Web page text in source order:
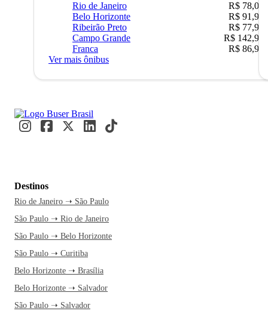
Rio de Janeiro
R$ 78,02
Belo Horizonte
R$ 91,90
Ribeirão Preto
R$ 77,90
Campo Grande
R$ 142,90
Franca
R$ 86,90
Ver mais ônibus
Destinos
Rio de Janeiro ➝ São Paulo
São Paulo ➝ Rio de Janeiro
São Paulo ➝ Belo Horizonte
São Paulo ➝ Curitiba
Belo Horizonte ➝ Brasília
Belo Horizonte ➝ Salvador
São Paulo ➝ Salvador